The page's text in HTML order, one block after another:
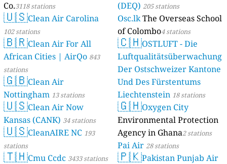
Co.3118 stations
🇺🇸Clean Air Carolina
102 stations
🇧🇷Clean Air For All
African Cities | AirQo 843
stations
🇬🇧Clean Air
Nottingham 13 stations
🇺🇸Clean Air Now
Kansas (CANK) 34 stations
🇺🇸CleanAIRE NC 193
stations
🇹🇭Cmu Ccdc 3433 stations
(DEQ) 205 stations
Osc.lkThe Overseas School
of Colombo4 stations
🇨🇭OSTLUFT - Die
Luftqualitätsüberwachung
Der Ostschweizer Kantone
Und Des Fürstentums
Liechtenstein 18 stations
🇬🇭Oxygen City
Environmental Protection
Agency in Ghana2 stations
Pai Air 28 stations
🇵🇰Pakistan Punjab Air